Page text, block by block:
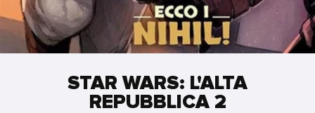
STAR WARS: L'ALTA
REPUBBLICA 2